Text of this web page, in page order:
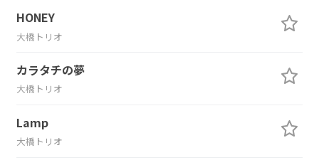
HONEY
大橋トリオ
カラタチの夢
大橋トリオ
Lamp
大橋トリオ